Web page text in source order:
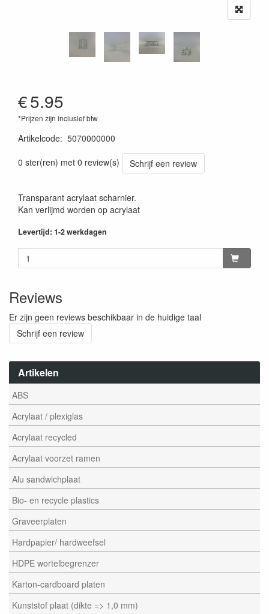
Artikelen
ABS
Acrylaat / plexiglas
Acrylaat recycled
Acrylaat voorzet ramen
Alu sandwichplaat
Bio- en recycle plastics
Graveerplaten
Hardpapier/ hardweefsel
HDPE wortelbegrenzer
Karton-cardboard platen
Kunststof plaat (dikte => 1,0 mm)
€5.95
*Prijzen zijn inclusief btw
Artikelcode: 5070000000
0 ster(ren) met 0 review(s)
Schrijf een review
Transparant acrylaat scharnier.
Kan verlijmd worden op acrylaat
Levertijd: 1-2 werkdagen
Reviews
Er zijn geen reviews beschikbaar in de huidige taal
Schrijf een review